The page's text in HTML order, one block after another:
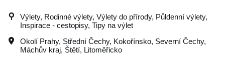
Výlety, Rodinné výlety, Výlety do přírody, Půldenní výlety,
Inspirace - cestopisy, Tipy na výlet
Okolí Prahy, Střední Čechy, Kokořínsko, Severní Čechy,
Máchův kraj, Štětí, Litoměřicko